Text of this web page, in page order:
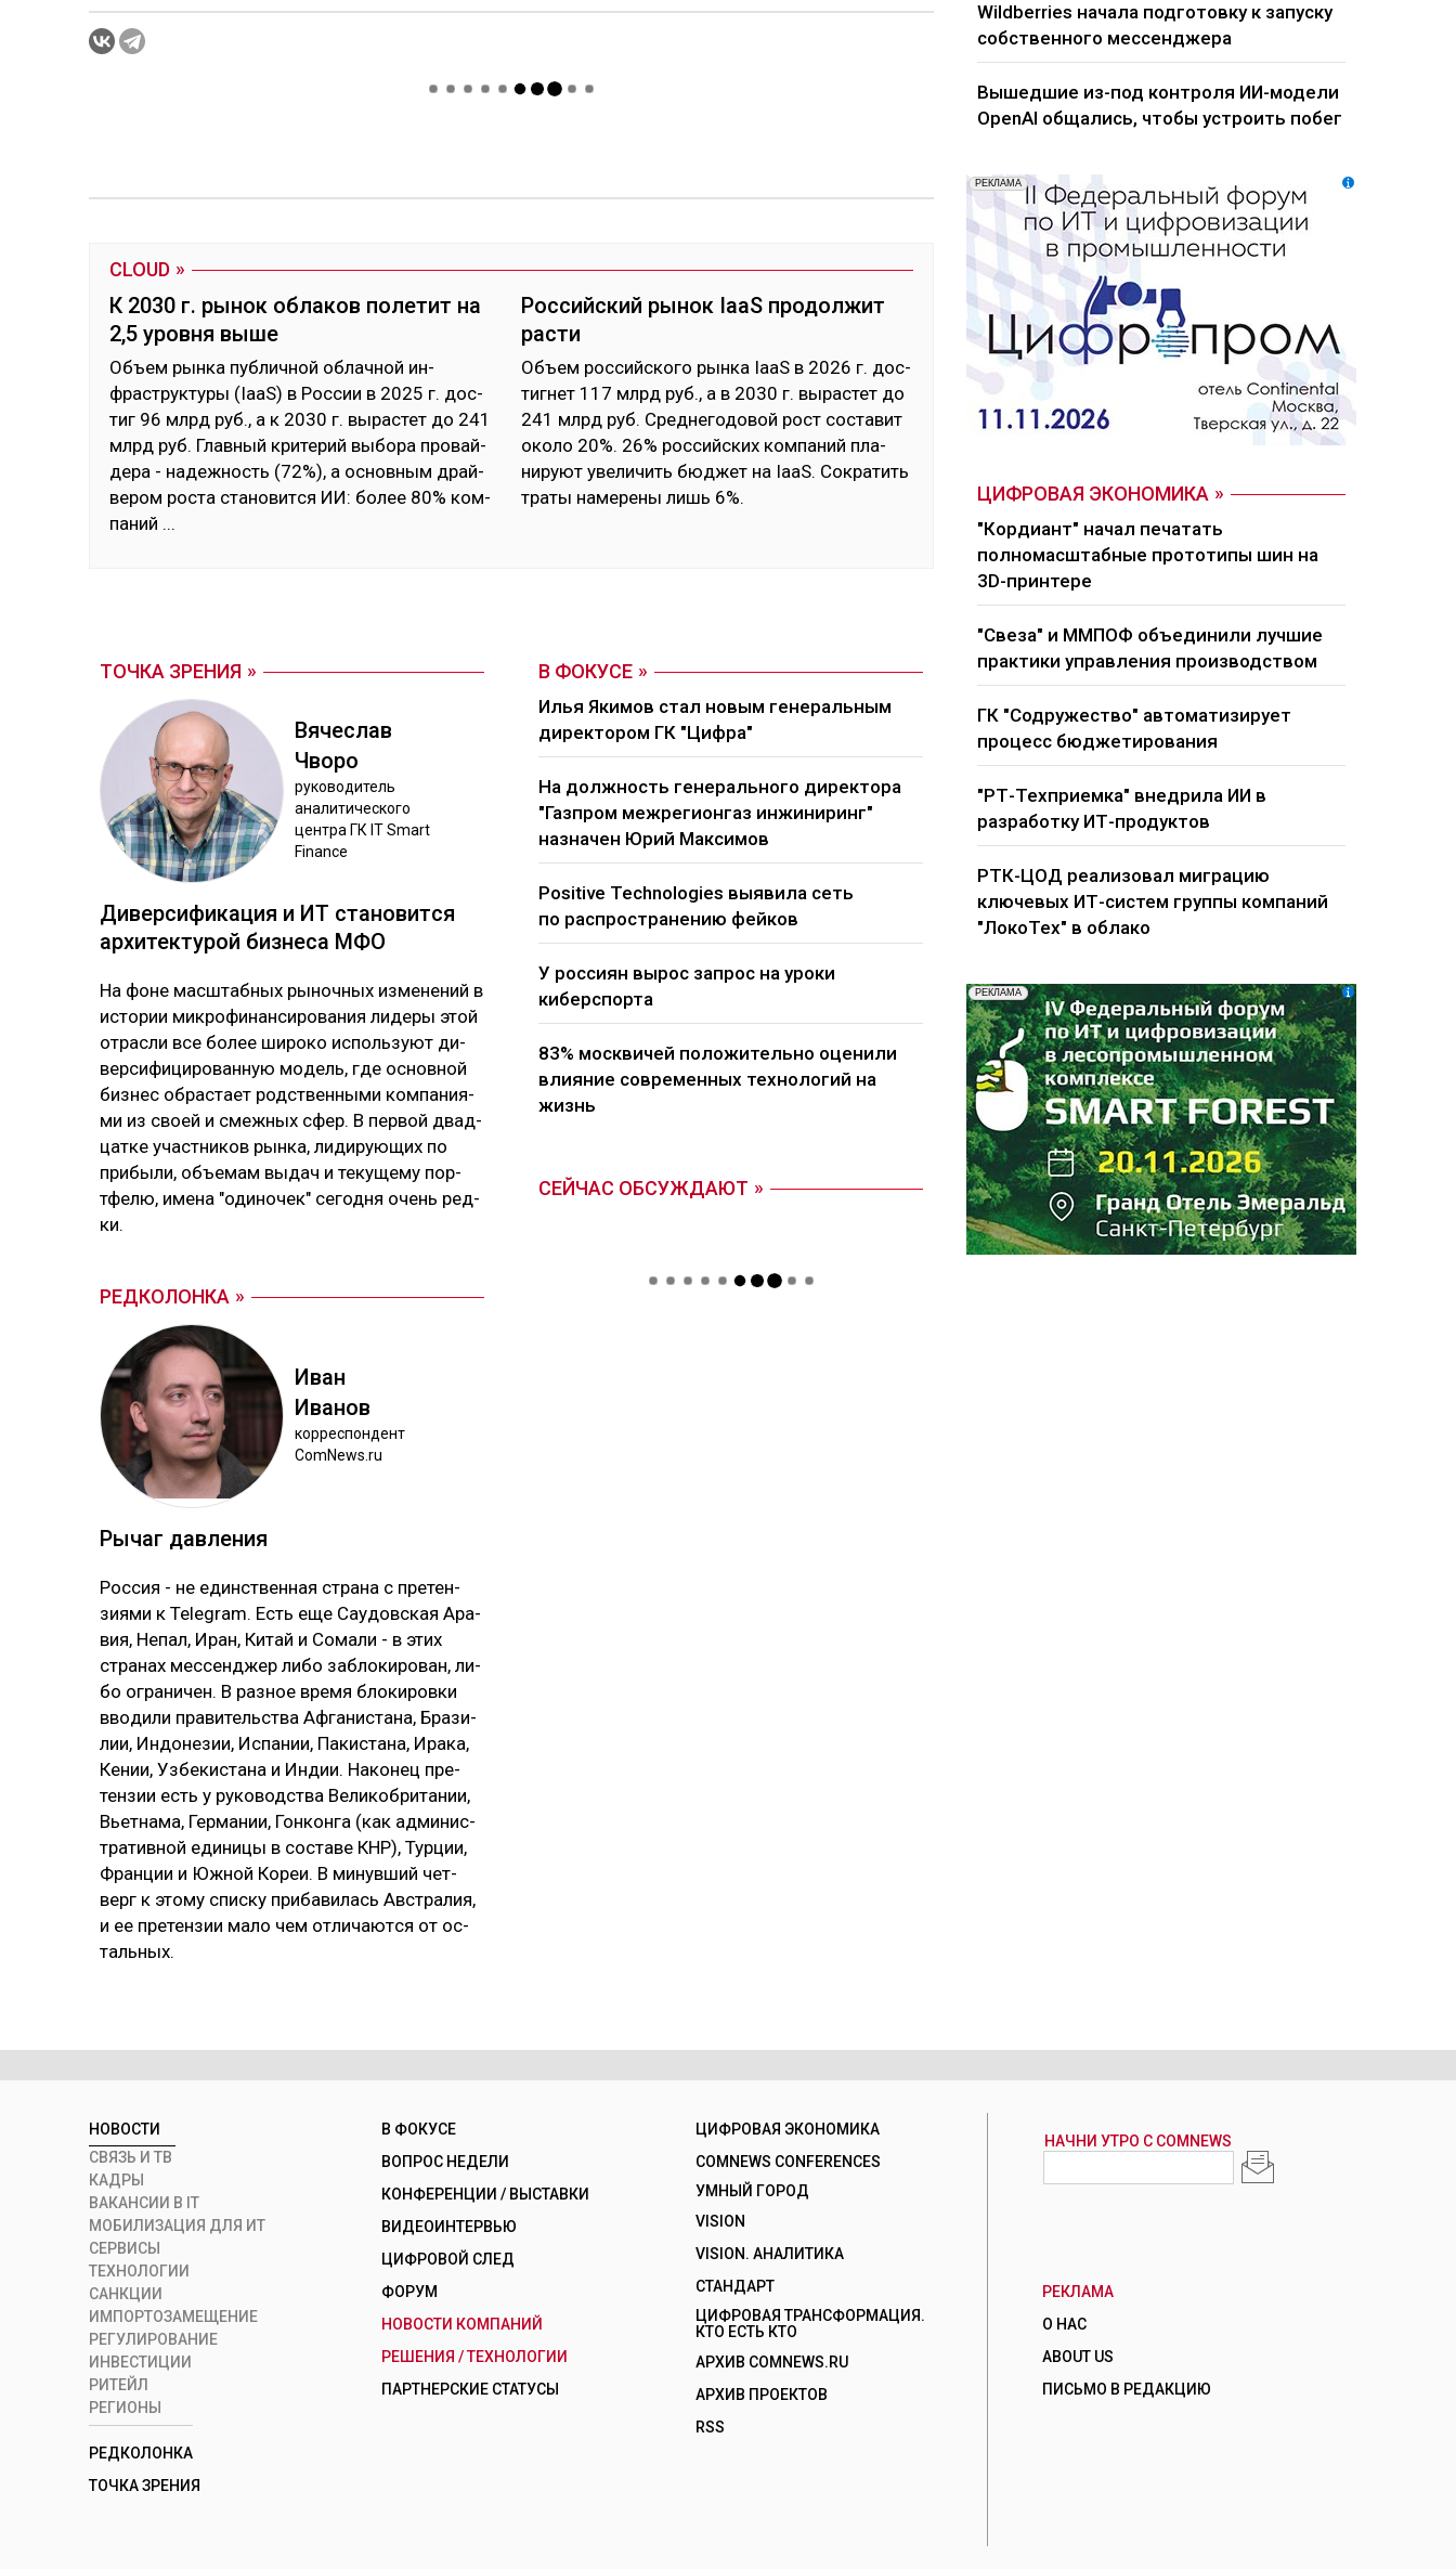
CLOUD
К 2030 г. рынок облаков полетит на
2,5 уровня выше
Объ­ем рын­ка пуб­лич­ной об­лач­ной ин­
фраструк­ту­ры (IaaS) в Рос­сии в 2025 г. дос­
тиг 96 млрд руб., а к 2030 г. вы­рас­тет до 241
млрд руб. Глав­ный кри­терий вы­бора про­вай­
де­ра - на­деж­ность (72%), а ос­нов­ным драй­
ве­ром рос­та ста­новит­ся ИИ: бо­лее 80% ком­
па­ний ...
Российский рынок IaaS продолжит
расти
Объ­ем рос­сий­ско­го рын­ка IaaS в 2026 г. дос­
тиг­нет 117 млрд руб., а в 2030 г. вы­рас­тет до
241 млрд руб. Сред­не­годо­вой рост сос­та­вит
око­ло 20%. 26% рос­сий­ских ком­па­ний пла­
нируют уве­личить бюд­жет на IaaS. Сок­ра­тить
тра­ты на­мере­ны лишь 6%.
ТОЧКА ЗРЕНИЯ
Вя­чес­лав
Чво­ро
ру­ково­дитель
ана­лити­чес­ко­го
цен­тра ГК IT Smart
Finance
Ди­вер­си­фика­ция и ИТ ста­новит­ся
ар­хи­тек­ту­рой биз­не­са МФО
На фо­не мас­штаб­ных ры­ноч­ных из­ме­не­ний в
ис­то­рии мик­ро­фи­нан­си­ро­ва­ния ли­де­ры этой
от­рас­ли все бо­лее ши­ро­ко ис­поль­зуют ди­
вер­си­фи­ци­ро­ван­ную мо­дель, где ос­нов­ной
биз­нес об­рас­тает родс­твен­ны­ми ком­па­ния­
ми из своей и смеж­ных сфер. В пер­вой двад­
цат­ке учас­тни­ков рын­ка, ли­ди­рую­щих по
при­бы­ли, объ­емам вы­дач и те­ку­ще­му пор­
тфе­лю, име­на "оди­но­чек" се­год­ня очень ред­
ки.
РЕДКОЛОНКА
Иван
Ива­нов
кор­рес­пон­дент
ComNews.ru
Ры­чаг дав­ле­ния
Рос­сия - не единс­твен­ная стра­на с пре­тен­
зия­ми к Telegram. Есть еще Сау­дов­ская Ара­
вия, Не­пал, Иран, Ки­тай и Со­ма­ли - в этих
стра­нах мес­сен­джер ли­бо заб­ло­ки­ро­ван, ли­
бо ог­ра­ни­чен. В раз­ное вре­мя бло­ки­ров­ки
вво­ди­ли пра­ви­тель­ства Аф­га­нис­та­на, Бра­зи­
лии, Ин­до­не­зии, Ис­па­нии, Па­кис­та­на, Ира­ка,
Ке­нии, Уз­бе­кис­та­на и Ин­дии. На­ко­нец пре­
тен­зии есть у ру­ко­водс­тва Ве­ли­коб­ри­та­нии,
Вь­ет­на­ма, Гер­ма­нии, Гон­кон­га (как ад­ми­нис­
тра­тив­ной еди­ни­цы в сос­та­ве КНР), Тур­ции,
Фран­ции и Юж­ной Ко­реи. В ми­нув­ший чет­
верг к это­му спис­ку при­ба­ви­лась Авс­тра­лия,
и ее пре­тен­зии ма­ло чем от­ли­чают­ся от ос­
таль­ных.
В ФОКУСЕ
Илья Якимов стал новым генеральным
директором ГК "Цифра"
На должность генерального директора
"Газпром межрегионгаз инжиниринг"
назначен Юрий Максимов
Positive Technologies выявила сеть
по распространению фейков
У россиян вырос запрос на уроки
киберспорта
83% москвичей положительно оценили
влияние современных технологий на
жизнь
СЕЙЧАС ОБСУЖДАЮТ
Wildberries начала подготовку к запуску
собственного мессенджера
Вышедшие из-под контроля ИИ-модели
OpenAI общались, чтобы устроить побег
ЦИФРОВАЯ ЭКОНОМИКА
"Кордиант" начал печатать
полномасштабные прототипы шин на
3D-принтере
"Свеза" и ММПОФ объединили лучшие
практики управления производством
ГК "Содружество" автоматизирует
процесс бюджетирования
"РТ-Техприемка" внедрила ИИ в
разработку ИТ-продуктов
РТК-ЦОД реализовал миграцию
ключевых ИТ-систем группы компаний
"ЛокоТех" в облако
НОВОСТИ
СВЯЗЬ И ТВ
КАДРЫ
ВАКАНСИИ В IT
МОБИЛИЗАЦИЯ ДЛЯ ИТ
СЕРВИСЫ
ТЕХНОЛОГИИ
САНКЦИИ
ИМПОРТОЗАМЕЩЕНИЕ
РЕГУЛИРОВАНИЕ
ИНВЕСТИЦИИ
РИТЕЙЛ
РЕГИОНЫ
РЕДКОЛОНКА
ТОЧКА ЗРЕНИЯ
В ФОКУСЕ
ВОПРОС НЕДЕЛИ
КОНФЕРЕНЦИИ / ВЫСТАВКИ
ВИДЕОИНТЕРВЬЮ
ЦИФРОВОЙ СЛЕД
ФОРУМ
НОВОСТИ КОМПАНИЙ
РЕШЕНИЯ / ТЕХНОЛОГИИ
ПАРТНЕРСКИЕ СТАТУСЫ
ЦИФРОВАЯ ЭКОНОМИКА
COMNEWS CONFERENCES
УМНЫЙ ГОРОД
VISION
VISION. АНАЛИТИКА
СТАНДАРТ
ЦИФРОВАЯ ТРАНСФОРМАЦИЯ.
КТО ЕСТЬ КТО
АРХИВ COMNEWS.RU
АРХИВ ПРОЕКТОВ
RSS
РЕКЛАМА
О НАС
ABOUT US
ПИСЬМО В РЕДАКЦИЮ